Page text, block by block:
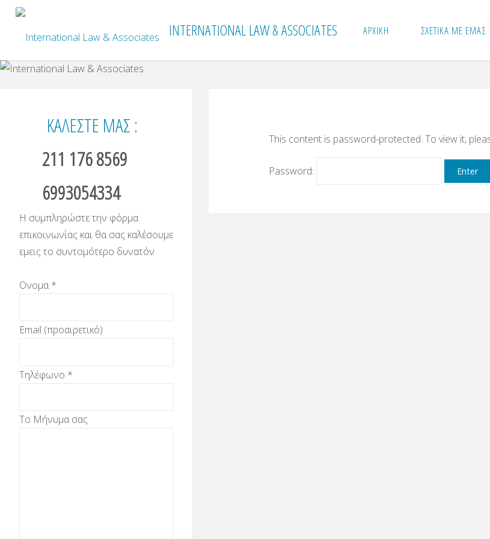
INTERNATIONAL LAW & ASSOCIATES ΑΡΧΙΚΗ ΣΧΕΤΙΚΑ ΜΕ ΕΜΑΣ
This content is password-protected. To view it,
Password:
ΚΑΛΕΣΤΕ ΜΑΣ :
211 176 8569
6993054334
Η συμπληρώστε την φόρμα
επικοινωνίας και θα σας καλέσουμε
εμεις το συντομότερο δυνατόν
Ονομα *
Email (προαιρετικό)
Τηλέφωνο *
Το Μήνυμα σας